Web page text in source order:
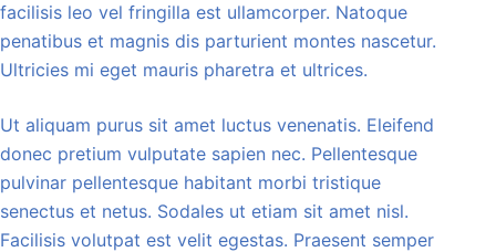
facilisis leo vel fringilla est ullamcorper. Natoque
penatibus et magnis dis parturient montes nascetur.
Ultricies mi eget mauris pharetra et ultrices.
Ut aliquam purus sit amet luctus venenatis. Eleifend
donec pretium vulputate sapien nec. Pellentesque
pulvinar pellentesque habitant morbi tristique
senectus et netus. Sodales ut etiam sit amet nisl.
Facilisis volutpat est velit egestas. Praesent semper